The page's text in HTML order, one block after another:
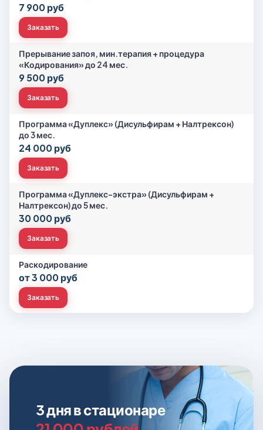
7 900 руб
Заказать
Прерывание запоя, мин.терапия + процедура
«Кодирования» до 24 мес.
9 500 руб
Заказать
Программа «Дуплекс» (Дисульфирам + Налтрексон)
до 3 мес.
24 000 руб
Заказать
Программа «Дуплекс-экстра» (Дисульфирам +
Налтрексон) до 5 мес.
30 000 руб
Заказать
Раскодирование
от 3 000 руб
Заказать
3 дня в стационаре